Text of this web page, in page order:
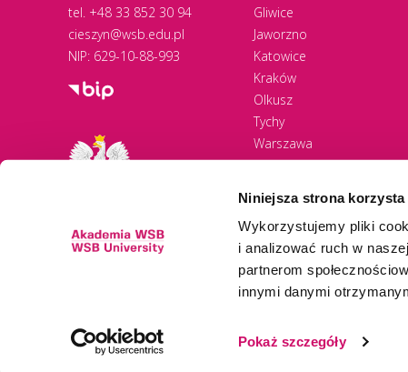
Niniejsza strona
Wykorzystujemy pliki
i analizować ruch w
partnerom
innymi danymi
Pokaż szczegóły
tel. +48 33 852 30 94
cieszyn@wsb.edu.pl
NIP: 629-10-88-993
Gliwice
Jaworzno
Katowice
Kraków
Olkusz
Tychy
Warszawa
Zawiercie